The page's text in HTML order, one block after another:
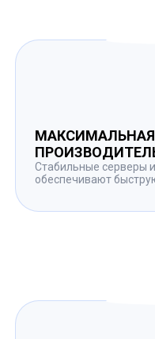
МАКСИМАЛЬНАЯ
Стабильные серверы
обеспечивают